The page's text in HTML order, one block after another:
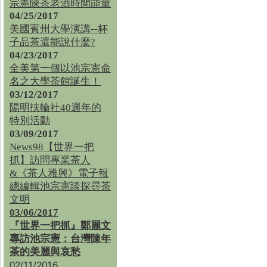
宗憲陳茶老酒時間能量
04/25/2017
美國賓州大學演講--杯
子品茶還能說什麼?
04/23/2017
全美第一個以池宗憲命
名之大學茶館誕生！
03/12/2017
陽明扶輪社40週年的
特別活動
03/09/2017
News98【世界一把
抓】訪問專業茶人
&《茶人雅興》電子報
總編輯池宗憲談探尋茶
文明
03/06/2017
『世界一把抓』鄭麗文
專訪池宗憲：台灣陳年
茶的美麗與哀愁